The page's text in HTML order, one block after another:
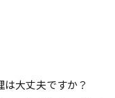
大丈夫ですか？